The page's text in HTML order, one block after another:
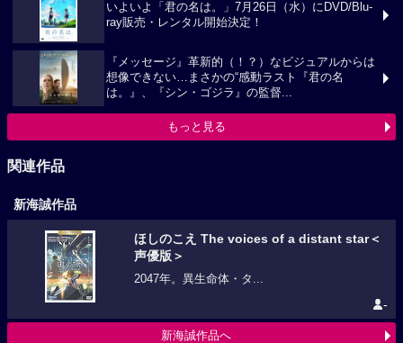
いよいよ「君の名は。」7月26日（水）にDVD/Blu-
ray販売・レンタル開始決定！
『メッセージ』革新的（！？）なビジュアルからは
想像できない…まさかの“感動ラスト『君の名
は。』、『シン・ゴジラ』の監督...
もっと見る
関連作品
新海誠作品
ほしのこえ The voices of a distant star＜
声優版＞
2047年。異生命体・タ...
-
新海誠作品へ